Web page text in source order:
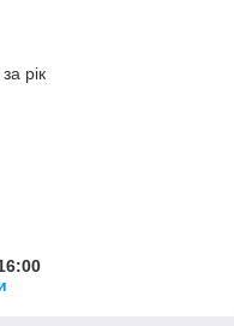
рік